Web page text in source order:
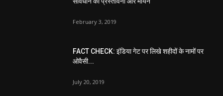
February 3, 2019
FACT CHECK: इंडिया गेट पर लिखे शहीदों के नामों पर
ओवैसी...
July 20, 2019